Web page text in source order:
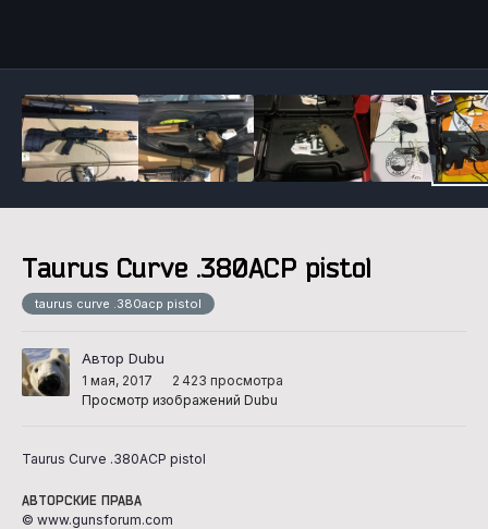
Taurus Curve .380ACP pistol
taurus curve .380acp pistol
Автор Dubu
1 мая, 2017
2 423 просмотра
Просмотр изображений Dubu
Taurus Curve .380ACP pistol
АВТОРСКИЕ ПРАВА
© www.gunsforum.com